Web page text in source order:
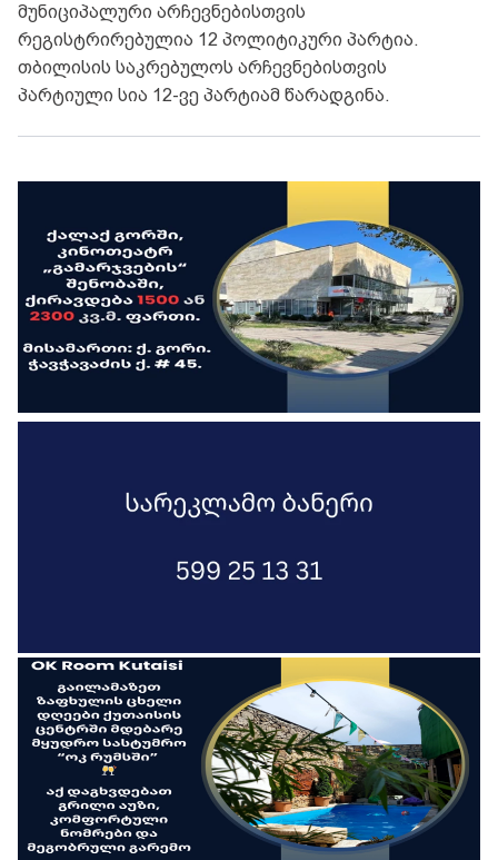
მუნიციპალური არჩევნებისთვის
რეგისტრირებულია 12 პოლიტიკური პარტია.
თბილისის საკრებულოს არჩევნებისთვის
პარტიული სია 12-ვე პარტიამ წარადგინა.